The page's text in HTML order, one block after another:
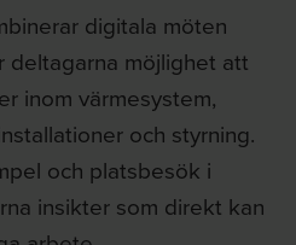
digitala möten
deltagarna möjlighet att
inom värmesystem,
och styrning.
och platsbesök i
insikter som direkt kan